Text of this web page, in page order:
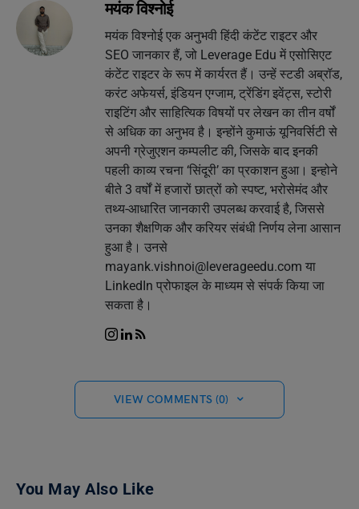
मयंक विश्नोई
मयंक विश्नोई एक अनुभवी हिंदी कंटेंट राइटर और
SEO जानकार हैं, जो Leverage Edu में एसोसिएट
कंटेंट राइटर के रूप में कार्यरत हैं। उन्हें स्टडी अब्रॉड,
करंट अफेयर्स, इंडियन एग्जाम, ट्रेंडिंग इवेंट्स, स्टोरी
राइटिंग और साहित्यिक विषयों पर लेखन का तीन वर्षों
से अधिक का अनुभव है। इन्होंने कुमाऊं यूनिवर्सिटी से
अपनी ग्रेजुएशन कम्पलीट की, जिसके बाद इनकी
पहली काव्य रचना ‘सिंदूरी’ का प्रकाशन हुआ। इन्होने
बीते 3 वर्षों में हजारों छात्रों को स्पष्ट, भरोसेमंद और
तथ्य-आधारित जानकारी उपलब्ध करवाई है, जिससे
उनका शैक्षणिक और करियर संबंधी निर्णय लेना आसान
हुआ है। उनसे
mayank.vishnoi@leverageedu.com या
LinkedIn प्रोफाइल के माध्यम से संपर्क किया जा
सकता है।
VIEW COMMENTS (0)
You May Also Like